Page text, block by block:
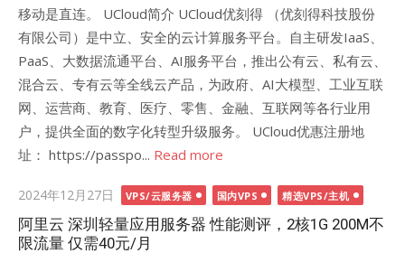
移动是直连。 UCloud简介 UCloud优刻得 （优刻得科技股份
有限公司）是中立、安全的云计算服务平台。自主研发IaaS、
PaaS、大数据流通平台、AI服务平台，推出公有云、私有云、
混合云、专有云等全线云产品，为政府、AI大模型、工业互联
网、运营商、教育、医疗、零售、金融、互联网等各行业用
户，提供全面的数字化转型升级服务。 UCloud优惠注册地
址： https://passpo... Read more
Posted
on
2024年12月27日 VPS/云服务器 国内VPS 精选VPS/主机
阿里云 深圳轻量应用服务器 性能测评，2核1G 200M不
限流量 仅需40元/月